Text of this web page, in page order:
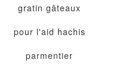
gratin gâteaux
pour l'aid hachis
parmentier